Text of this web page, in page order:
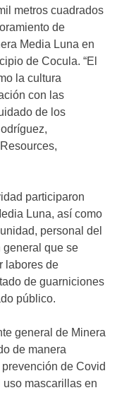
metros cuadrados
de
Media Luna en
de Cocula. “El
la cultura
con las
de los
participaron
Luna, así como
personal del
general que se
labores de
de guarniciones
público.
general de Minera
de manera
de Covid
mascarillas en